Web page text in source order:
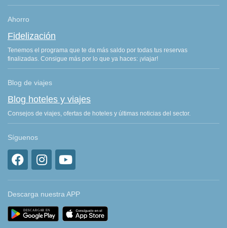
Ahorro
Fidelización
Tenemos el programa que te da más saldo por todas tus reservas
finalizadas. Consigue más por lo que ya haces: ¡viajar!
Blog de viajes
Blog hoteles y viajes
Consejos de viajes, ofertas de hoteles y últimas noticias del sector.
Síguenos
Descarga nuestra APP